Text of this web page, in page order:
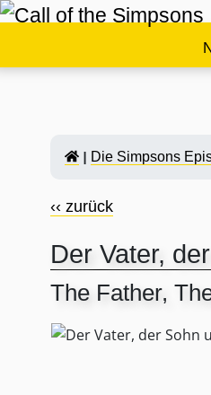
Die Simpsons
‹‹ zurück
Der Vater,
The Father,